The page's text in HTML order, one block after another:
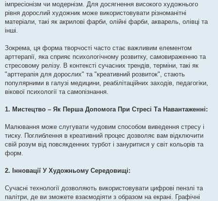
імпресіонізм чи модернізм. Для досягнення високого художнього
рівня дорослий художник може використовувати різноманітні
матеріали, такі як акрилові фарби, олійні фарби, акварель, олівці та
інші.
Зокрема, ця форма творчості часто стає важливим елементом
арттерапії, яка сприяє психологічному розвитку, самовираженню та
стресовому релізу. В контексті сучасних трендів, терміни, такі як
"арттерапія для дорослих" та "креативний розвиток", стають
популярними в галузі медицини, реабілітаційних заходів, педагогіки,
вікової психології та самопізнання.
1. Мистецтво – Як Перша Допомога При Стресі Та Навантаженні:
Малювання може слугувати чудовим способом виведення стресу і
тиску. Поглиблення в креативний процес дозволяє вам відключити
свій розум від повсякденних турбот і зануритися у світ кольорів та
форм.
2. Інновації У Художньому Середовищі:
Сучасні технології дозволяють використовувати цифрові пензлі та
палітри, де ви зможете взаємодіяти з образом на екрані. Графічні